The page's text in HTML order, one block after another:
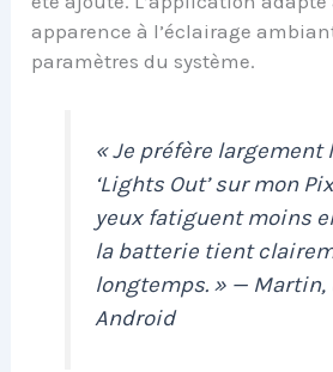
apparence à l’éclairage
paramètres du système.
« Je préfère largement
‘Lights Out’ sur mon
yeux fatiguent moins
la batterie tient
longtemps. » —
Android